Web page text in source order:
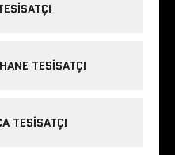
TESISATÇI
TESISATÇI